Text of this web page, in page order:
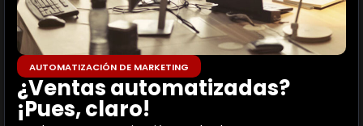
AUTOMATIZACIÓN DE MARKETING
¿Ventas automatizadas?
¡Pues, claro!